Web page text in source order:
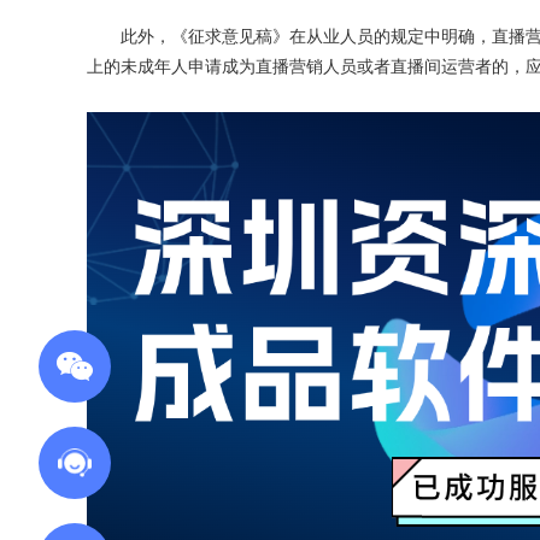
此外，《征求意见稿》在从业人员的规定中明确，直播
上的未成年人申请成为直播营销人员或者直播间运营者的，